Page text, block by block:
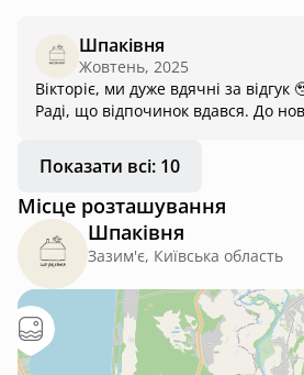
прохання. Обов’язково повернемося
Шпаківня
Жовтень, 2025
Вікторіє, ми дуже вдячні за відгук
Раді, що відпочинок вдався. До
Показати всі: 10
Місце розташування
Шпаківня
Зазим'є, Київська область